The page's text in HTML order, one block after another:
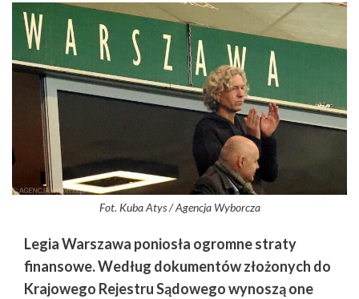
Fot. Kuba Atys / Agencja Wyborcza
Legia Warszawa poniosła ogromne straty
finansowe. Według dokumentów złożonych do
Krajowego Rejestru Sądowego wynoszą one